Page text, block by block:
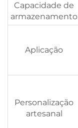
Capacidade de
armazenamento
Aplicação
Personalização
artesanal